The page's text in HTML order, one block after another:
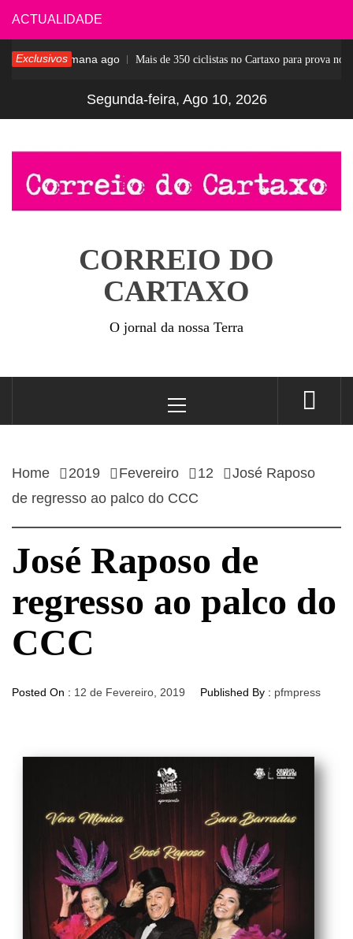
Skip
to
content
ACTUALIDADE
Exclusivos
1 semana ago Mais de 350 ciclistas no Cartaxo para prova
Segunda-feira, Ago 10, 2026
CORREIO DO
CARTAXO
O jornal da nossa Terra
Menu
Home 2019 Fevereiro 12
José Raposo
de regresso ao palco do CCC
José Raposo de
regresso ao palco do
CCC
Posted On : 12 de Fevereiro, 2019 Published By : pfmpress